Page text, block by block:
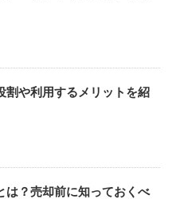
割や利用するメリットを紹
は？売却前に知っておくべ